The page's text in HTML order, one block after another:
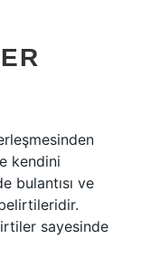
kendini
bulantısı ve
sayesinde